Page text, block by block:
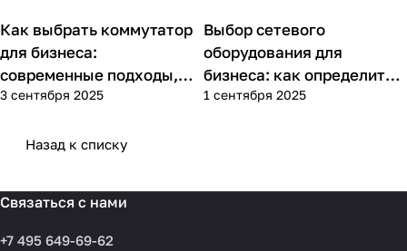
Советы покупателям
Как выбрать коммутатор
для бизнеса:
современные подходы,
практика применения и
3 сентября 2025
Советы покупателям
Выбор сетевого
оборудования для
бизнеса: как определить
потребности компании и
1 сентября 2025
Назад к списку
Связаться с нами
+7 495 649-69-62